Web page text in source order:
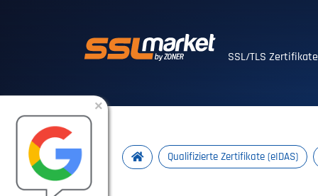
SSL/TLS
Qualifizierte Zertifikate (eIDAS)
×